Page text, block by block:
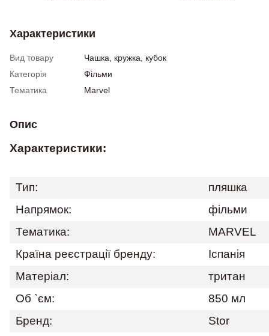
Характеристики
Вид товару
Чашка, кружка, кубок
Категорія
Фільми
Тематика
Marvel
Опис
Характеристики:
Тип:
пляшка
Напрямок:
фільми
Тематика:
MARVEL
Країна реєстрації бренду:
Іспанія
Матеріал:
тритан
Об `єм:
850 мл
Бренд:
Stor